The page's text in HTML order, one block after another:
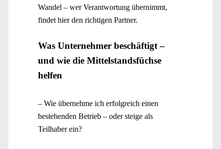
Wandel – wer Verantwortung übernimmt,
findet hier den richtigen Partner.
Was Unternehmer beschäftigt –
und wie die Mittelstandsfüchse
helfen
– Wie übernehme ich erfolgreich einen
bestehenden Betrieb – oder steige als
Teilhaber ein?